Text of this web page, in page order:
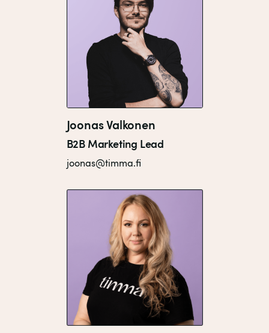
Joonas Valkonen
B2B Marketing Lead
joonas@timma.fi